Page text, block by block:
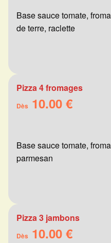
Base sauce tomate,
de terre, raclette
Pizza 4 fromages
Dès 10.00 €
Base sauce tomate,
parmesan
Pizza 3 jambons
Dès 10.00 €